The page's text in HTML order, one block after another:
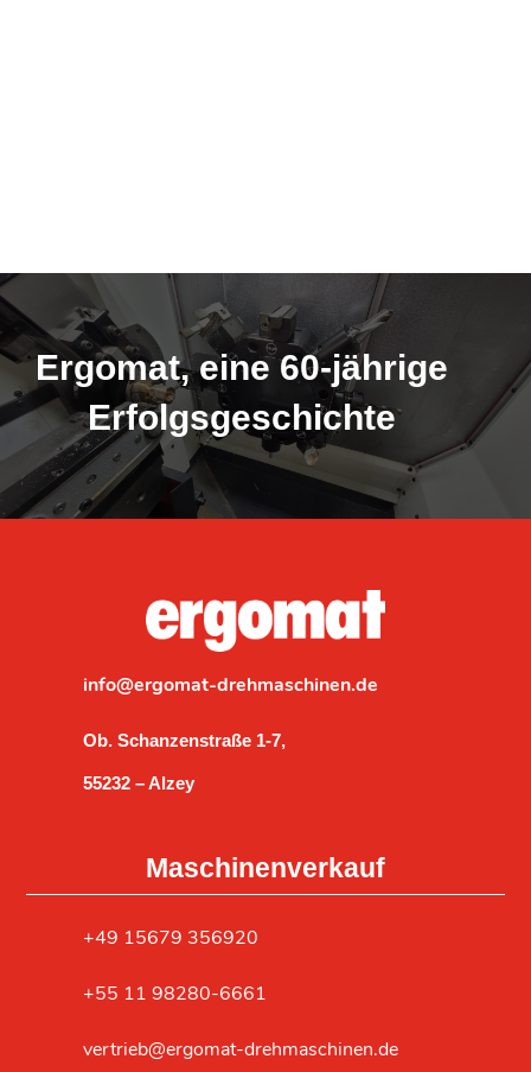
Ergomat, eine 60-jährige
Erfolgsgeschichte
info@ergomat-drehmaschinen.de
Ob. Schanzenstraße 1-7,
55232 – Alzey
Maschinenverkauf
‎+49 15679 356920
+55 11 98280-6661
vertrieb@ergomat-drehmaschinen.de